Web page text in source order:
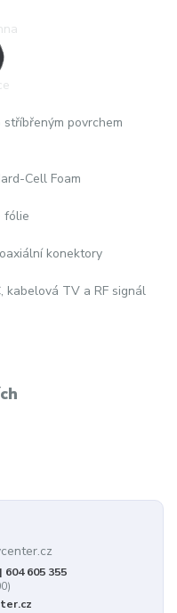
povrchem
Cell Foam
fólie
konektory
kabelová TV a RF signál
604 605 355